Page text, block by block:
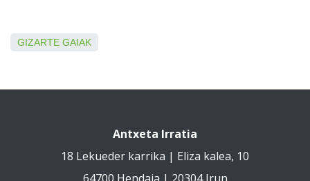
GIZARTE GAIAK
Antxeta Irratia
18 Lekueder karrika | Eliza kalea, 10